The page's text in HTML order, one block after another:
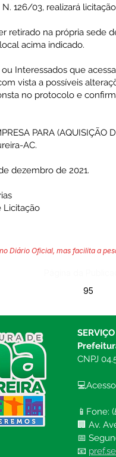
126/03, realizará
retirado na própria sede
acima indicado.
Interessados que
vista a possíveis
no protocolo e
PARA
AC.
dezembro de 2021.
Licitação
Diário Oficial, mas facilita a
95
CNPJ
📱Fone: (
🏢 Av.
📅
📧